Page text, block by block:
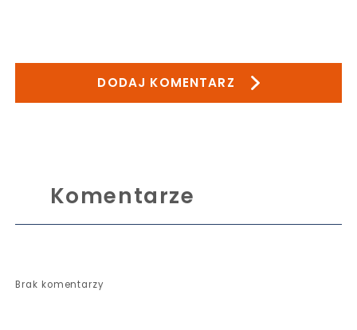
DODAJ KOMENTARZ
Komentarze
Brak komentarzy